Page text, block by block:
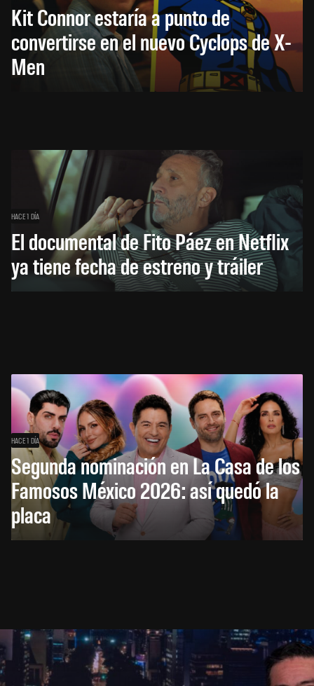
Kit Connor estaría a punto de
convertirse en el nuevo Cyclops de X-
Men
HACE 1 DÍA
El documental de Fito Páez en Netflix
ya tiene fecha de estreno y tráiler
HACE 1 DÍA
Segunda nominación en La Casa de los
Famosos México 2026: así quedó la
placa